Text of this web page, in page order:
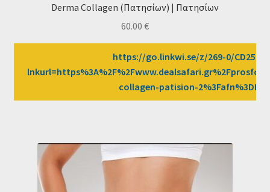
Derma Collagen (Πατησίων) | Πατησίων
60.00 €
https://go.linkwi.se/z/269-0/CD2589/
collagen-patision-2%3Fafn%3DLW